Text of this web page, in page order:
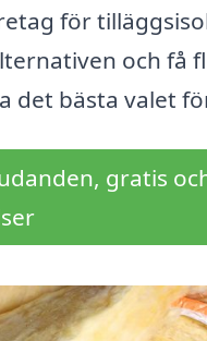
för
och få
det bästa valet
gratis